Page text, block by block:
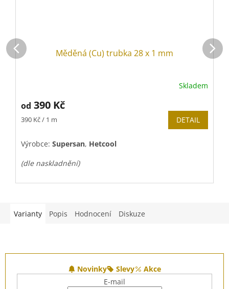
Měděná (Cu) trubka 28 x 1 mm
Skladem
od 390 Kč
Měrná
390 Kč / 1 m DETAIL
Výrobce: Supersan, Hetcool
(dle naskladnění)
Varianty Popis Hodnocení Diskuze
Novinky Slevy
Akce
E-mail